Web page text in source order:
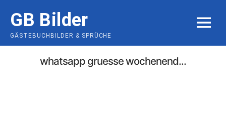
content
GB Bilder
GÄSTEBUCHBILDER & SPRÜCHE
MENU
whatsapp gruesse wochenend...